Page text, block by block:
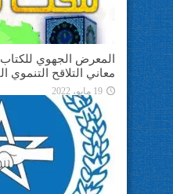
المعرض الجهوي للكتاب
معاني التلاقح التنموي
19 مايو، 2022